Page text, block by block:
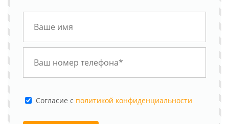
Cогласие с политикой конфиденциальности